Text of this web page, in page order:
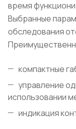
время
Выбранные
обследования
компактные
управление
использовании
индикация